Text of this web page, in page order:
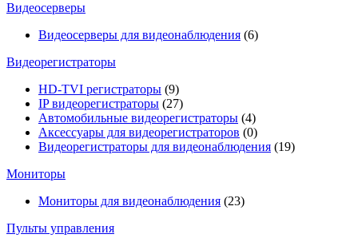
Видеосерверы
Видеосерверы для видеонаблюдения (6)
Видеорегистраторы
HD-TVI регистраторы (9)
IP видеорегистраторы (27)
Автомобильные видеорегистраторы (4)
Аксессуары для видеорегистраторов (0)
Видеорегистраторы для видеонаблюдения (19)
Мониторы
Мониторы для видеонаблюдения (23)
Пульты управления